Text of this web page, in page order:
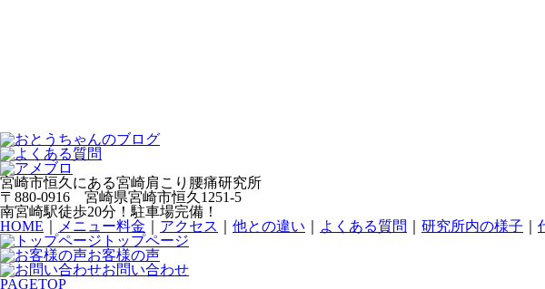
宮崎市恒久にある宮崎肩こり腰痛研究所
〒880-0916 宮崎県宮崎市恒久1251-5
南宮崎駅徒歩20分！駐車場完備！
HOME
メニュー料金 アクセス 他との違い よくある質問 研究所内の様子
トップページ
お客様の声
お問い合わせ
PAGETOP